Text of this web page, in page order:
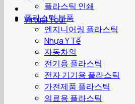
Virtual Tour
플라스틱 인쇄
플라스틱 부품
엔지니어링 플라스틱
Nhựa Y Tế
자동차의
전기용 플라스틱
전자 기기용 플라스틱
가전제품 플라스틱
의료용 플라스틱